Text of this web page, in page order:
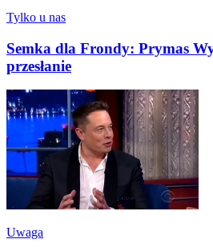
Tylko u nas
Semka dla Frondy: Prymas
przesłanie
Uwaga